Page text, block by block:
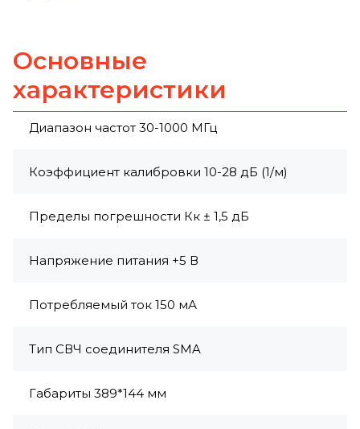
Основные
характеристики
Диапазон частот 30-1000 МГц
Коэффициент калибровки 10-28 дБ (1/м)
Пределы погрешности Кк ± 1,5 дБ
Напряжение питания +5 В
Потребляемый ток 150 мА
Тип СВЧ соединителя SMA
Габариты 389*144 мм